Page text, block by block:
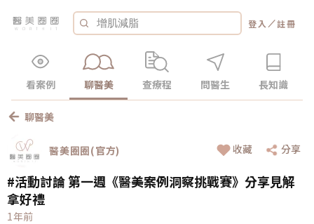
登入 ／註冊
看案例 聊醫美 查療程 問醫生 長知識
聊醫美
醫美圈圈(官方) 收藏 分享
#活動討論 第一週《醫美案例洞察挑戰賽》分享見解
拿好禮
1年前